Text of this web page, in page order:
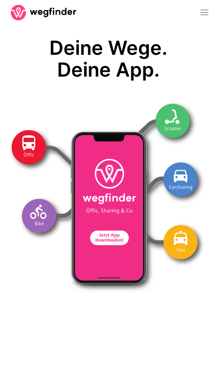
Deine Wege.
Deine App.